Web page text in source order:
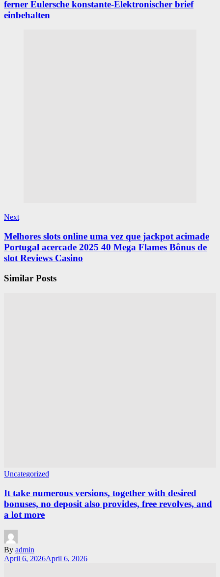
ferner Eulersche konstante-Elektronischer brief
einbehalten
Next
Melhores slots online uma vez que jackpot acimade
Portugal acercade 2025 40 Mega Flames Bônus de
slot Reviews Casino
Similar Posts
Uncategorized
It take numerous versions, together with desired
bonuses, no deposit also provides, free revolves, and
a lot more
By admin
April 6, 2026April 6, 2026